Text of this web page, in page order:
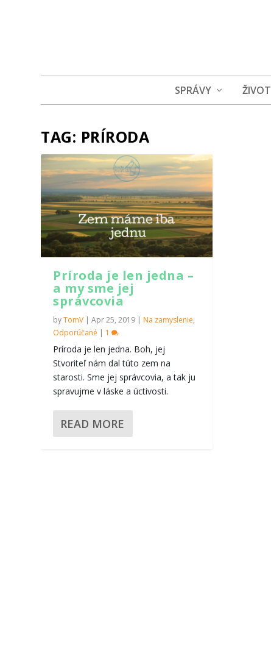
SPRÁVY ŽIVOT
TAG: PRÍRODA
Príroda je len jedna –
a my sme jej
správcovia
byTomV |Apr 25, 2019 | Na zamyslenie,
Odporúčané | 1
Príroda je len jedna. Boh, jej
Stvoriteľ nám dal túto zem na
starosti. Sme jej správcovia, a tak ju
spravujme v láske a úctivosti.
READ MORE